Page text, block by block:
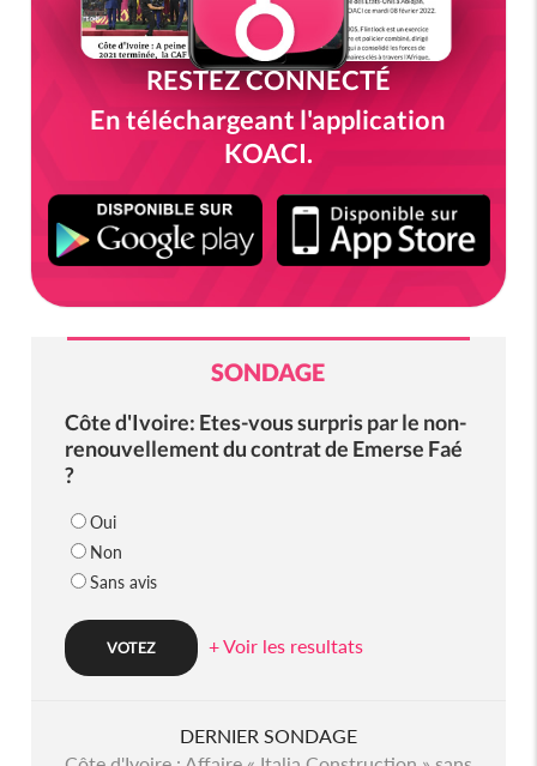
RESTEZ CONNECTÉ
En téléchargeant l'application
KOACI.
SONDAGE
Côte d'Ivoire: Etes-vous surpris par le non-
renouvellement du contrat de Emerse Faé
?
Oui
Non
Sans avis
+ Voir les resultats
DERNIER SONDAGE